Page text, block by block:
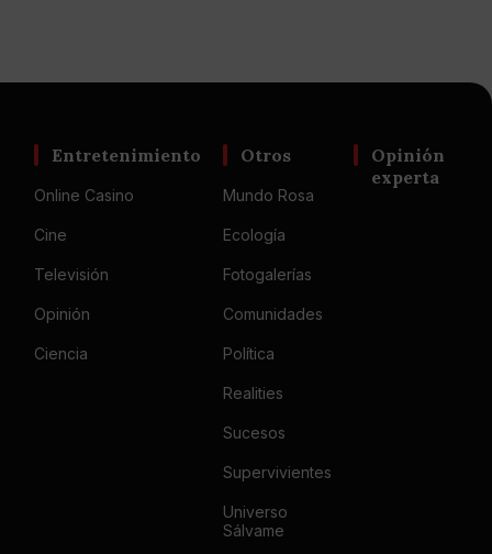
Entretenimiento
Online Casino
Cine
Televisión
Opinión
Ciencia
Otros
Mundo Rosa
Ecología
Fotogalerías
Comunidades
Política
Realities
Sucesos
Supervivientes
Universo
Sálvame
Opinión
experta